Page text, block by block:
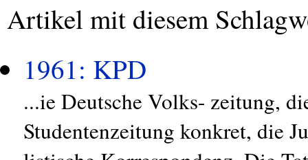
Artikel mit diesem
1961: KPD
...ie Deutsche Volks- zeitung,
Studentenzeitung konkret, die